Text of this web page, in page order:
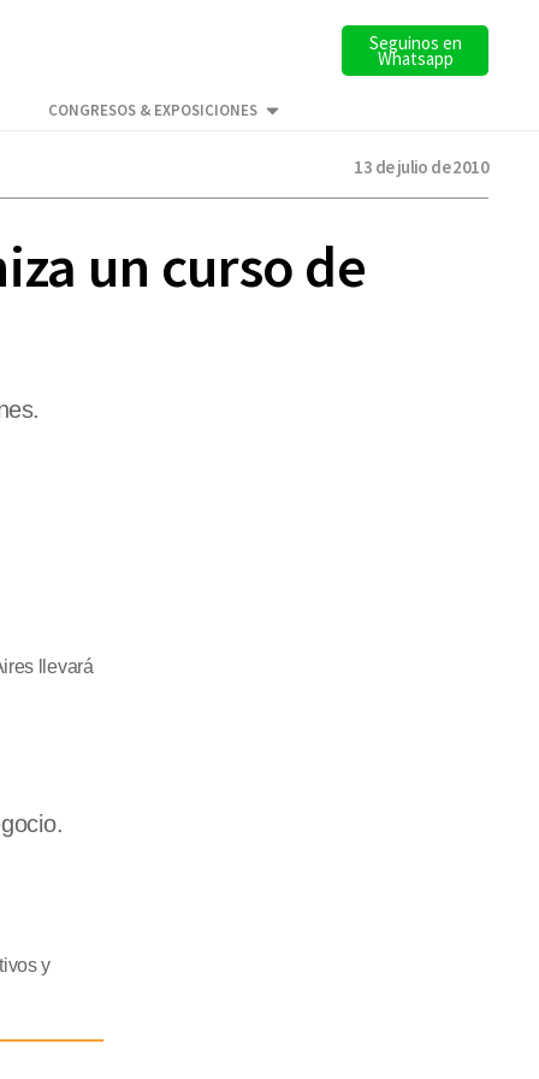
Seguinos en
Whatsapp
CONGRESOS & EXPOSICIONES
13 de julio de 2010
un curso de
llevará
y